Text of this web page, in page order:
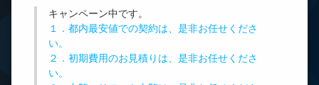
キャンペーン中です。
１．都内最安値での契約は、是非お任せくださ
い。
２．初期費用のお見積りは、是非お任せくださ
い。